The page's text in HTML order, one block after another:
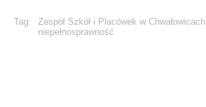
Tag: Zespół Szkół i Placówek w Chwałowicach
niepełnosprawność